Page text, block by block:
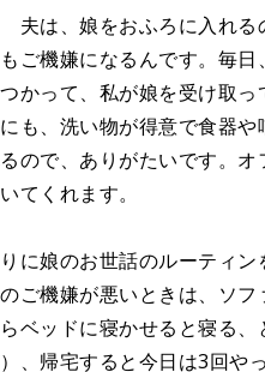
夫は、娘をおふろに入れる
ご機嫌になるんです。毎
かって、私が娘を受け取っ
も、洗い物が得意で食器
ので、ありがたいです。
てくれます。
に娘のお世話のルーティ
ご機嫌が悪いときは、ソ
ベッドに寝かせると寝る
）、帰宅すると今日は3回や